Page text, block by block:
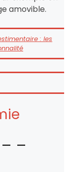
amovible.
: les